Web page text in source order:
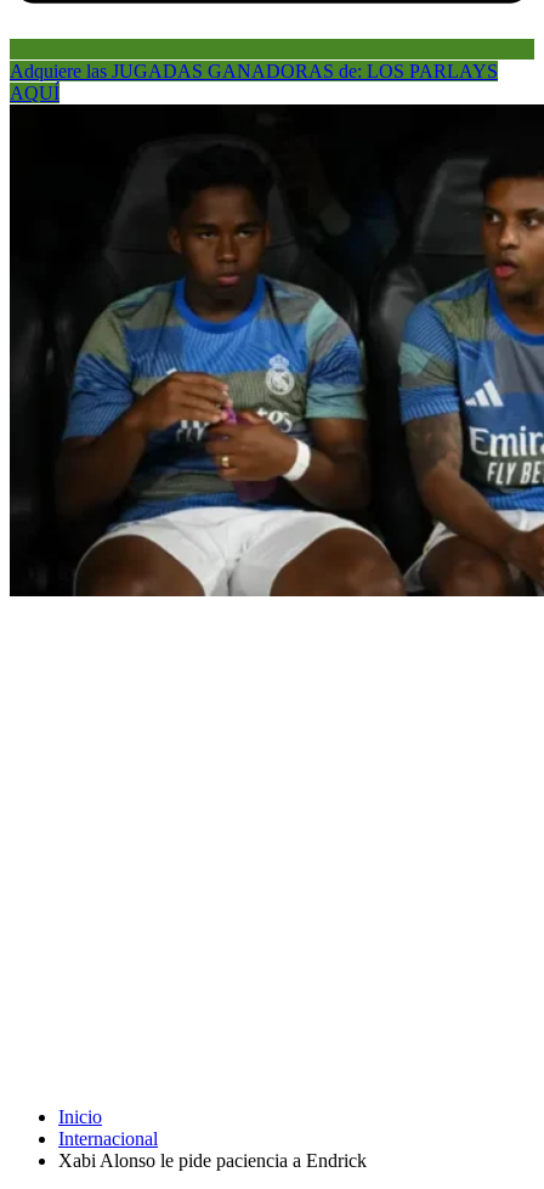
Adquiere las JUGADAS GANADORAS de: LOS PARLAYS
AQUÍ
Inicio
Internacional
Xabi Alonso le pide paciencia a Endrick